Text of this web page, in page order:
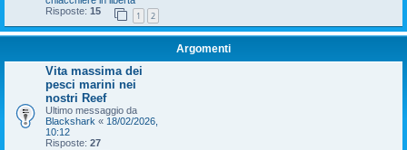
Risposte: 15 1 2
Argomenti
Vita massima dei
pesci marini nei
nostri Reef
Ultimo messaggio da
Blackshark « 18/02/2026,
10:12
Risposte: 27